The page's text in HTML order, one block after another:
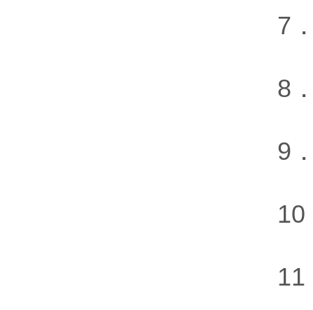
7．
8．
9．
10．
11．